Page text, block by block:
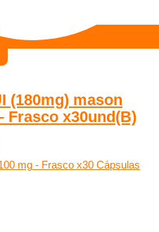
(180mg) mason
Frasco x30und(B)